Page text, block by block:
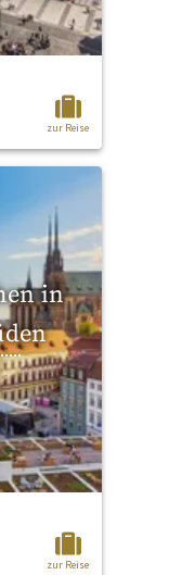
zur Reise
in
zur Reise